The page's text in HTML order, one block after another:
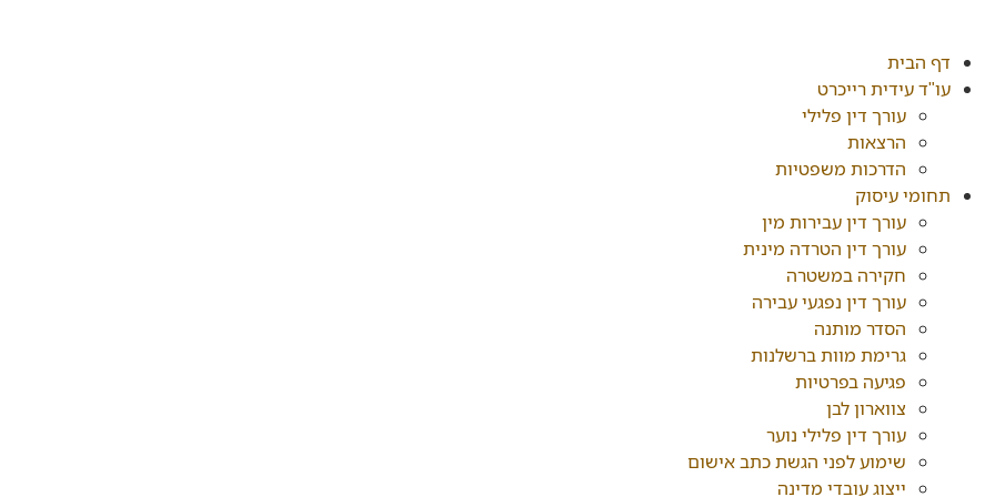
דף הבית
עו"ד עידית רייכרט
עורך דין פלילי
הרצאות
הדרכות משפטיות
תחומי עיסוק
עורך דין עבירות מין
עורך דין הטרדה מינית
חקירה במשטרה
עורך דין נפגעי עבירה
הסדר מותנה
גרימת מוות ברשלנות
פגיעה בפרטיות
צווארון לבן
עורך דין פלילי נוער
שימוע לפני הגשת כתב אישום
ייצוג עובדי מדינה